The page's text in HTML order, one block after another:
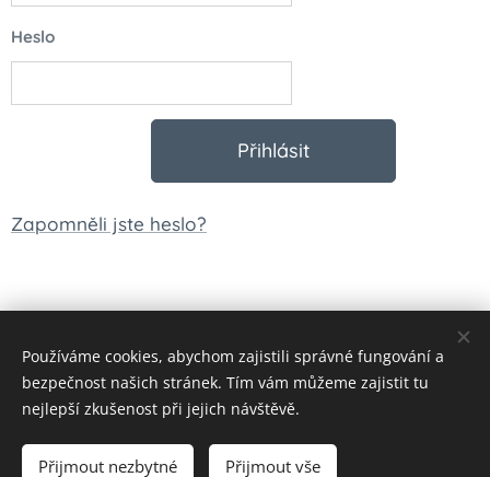
Heslo
Přihlásit
Zapomněli jste heslo?
© 2023 Všechna práva vyhrazena
Cookies
CZK Kč
EUR €
Používáme cookies, abychom zajistili správné fungování a
bezpečnost našich stránek. Tím vám můžeme zajistit tu
nejlepší zkušenost při jejich návštěvě.
Přijmout nezbytné Přijmout vše